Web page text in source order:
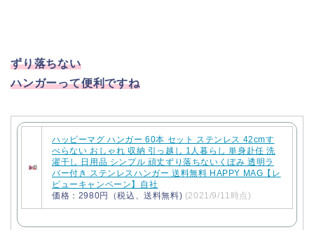
ずり落ちない
ハンガーって便利ですね
ハッピーマグ ハンガー 60本 セット ステンレス 42cmす
べらない おしゃれ 収納 引っ越し 1人暮らし 単身赴任 洗
濯干し 日用品 シンプル 頑丈ずり落ちないくぼみ 透明ラ
バー付き ステンレスハンガー 送料無料 HAPPY MAG【レ
ビューキャンペーン】自社
価格：2980円（税込、送料無料) (2021/9/11時点)